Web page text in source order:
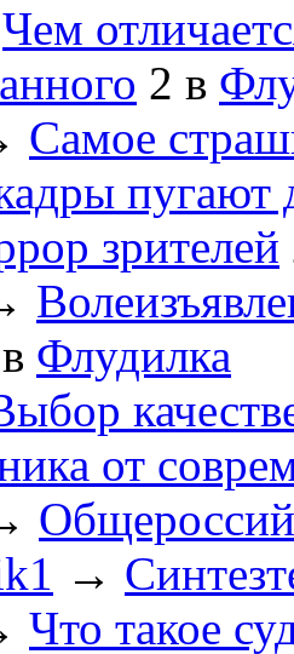
Чем
2 в
Самое
пугают
зрителей
в Флудилка
от
→
Что такое